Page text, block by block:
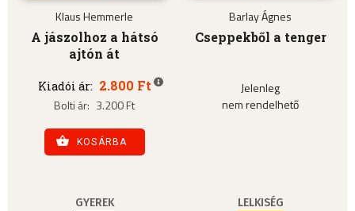
Klaus Hemmerle
A jászolhoz a hátsó
ajtón át
Kiadói ár: 2.800 Ft
Bolti ár: 3.200 Ft
KOSÁRBA
Barlay Ágnes
Cseppekből a tenger
Jelenleg
nem rendelhető
GYEREK LELKISÉG